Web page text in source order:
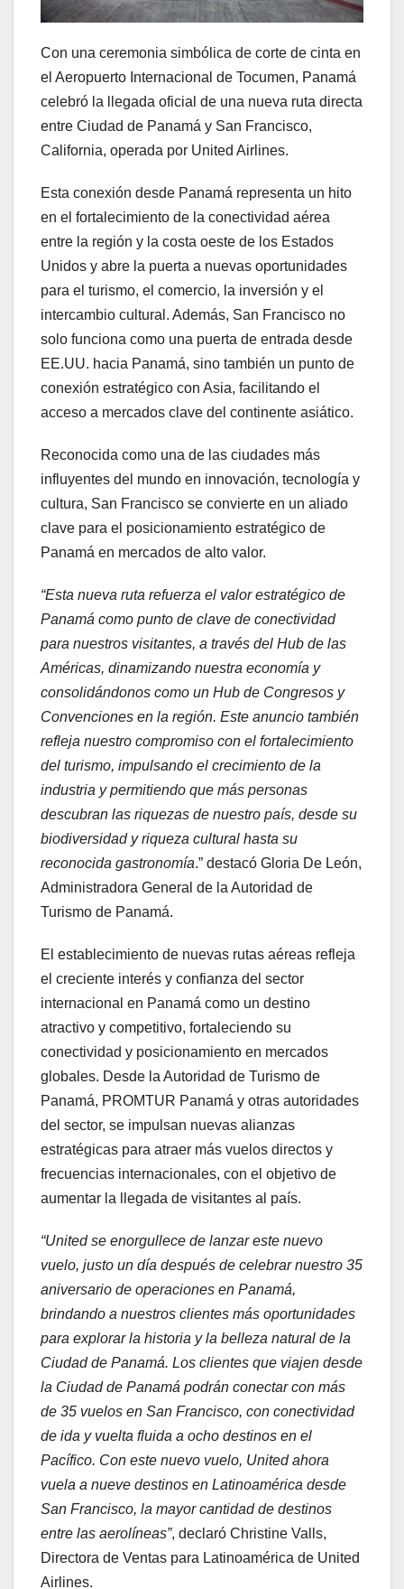
Con una ceremonia simbólica de corte de cinta en
el Aeropuerto Internacional de Tocumen, Panamá
celebró la llegada oficial de una nueva ruta directa
entre Ciudad de Panamá y San Francisco,
California, operada por United Airlines.
Esta conexión desde Panamá representa un hito
en el fortalecimiento de la conectividad aérea
entre la región y la costa oeste de los Estados
Unidos y abre la puerta a nuevas oportunidades
para el turismo, el comercio, la inversión y el
intercambio cultural. Además, San Francisco no
solo funciona como una puerta de entrada desde
EE.UU. hacia Panamá, sino también un punto de
conexión estratégico con Asia, facilitando el
acceso a mercados clave del continente asiático.
Reconocida como una de las ciudades más
influyentes del mundo en innovación, tecnología y
cultura, San Francisco se convierte en un aliado
clave para el posicionamiento estratégico de
Panamá en mercados de alto valor.
“Esta nueva ruta refuerza el valor estratégico de
Panamá como punto de clave de conectividad
para nuestros visitantes, a través del Hub de las
Américas, dinamizando nuestra economía y
consolidándonos como un Hub de Congresos y
Convenciones en la región. Este anuncio también
refleja nuestro compromiso con el fortalecimiento
del turismo, impulsando el crecimiento de la
industria y permitiendo que más personas
descubran las riquezas de nuestro país, desde su
biodiversidad y riqueza cultural hasta su
reconocida gastronomía.” destacó Gloria De León,
Administradora General de la Autoridad de
Turismo de Panamá.
El establecimiento de nuevas rutas aéreas refleja
el creciente interés y confianza del sector
internacional en Panamá como un destino
atractivo y competitivo, fortaleciendo su
conectividad y posicionamiento en mercados
globales. Desde la Autoridad de Turismo de
Panamá, PROMTUR Panamá y otras autoridades
del sector, se impulsan nuevas alianzas
estratégicas para atraer más vuelos directos y
frecuencias internacionales, con el objetivo de
aumentar la llegada de visitantes al país.
“United se enorgullece de lanzar este nuevo
vuelo, justo un día después de celebrar nuestro 35
aniversario de operaciones en Panamá,
brindando a nuestros clientes más oportunidades
para explorar la historia y la belleza natural de la
Ciudad de Panamá. Los clientes que viajen desde
la Ciudad de Panamá podrán conectar con más
de 35 vuelos en San Francisco, con conectividad
de ida y vuelta fluida a ocho destinos en el
Pacífico. Con este nuevo vuelo, United ahora
vuela a nueve destinos en Latinoamérica desde
San Francisco, la mayor cantidad de destinos
entre las aerolíneas”, declaró Christine Valls,
Directora de Ventas para Latinoamérica de United
Airlines.